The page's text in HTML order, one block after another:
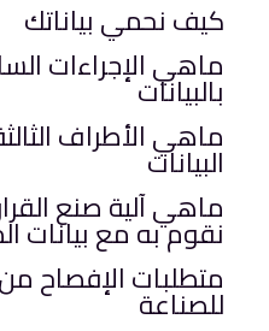
كيف نحمي بياناتك
ماهي الإجراءات
بالبيانات
ماهي الأطراف
البيانات
ماهي آلية صنع
نقوم به مع بيانات
متطلبات الإفصاح
للصناعة